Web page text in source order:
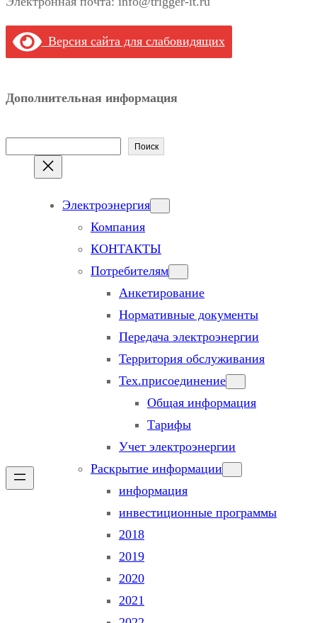
Версия сайта для слабовидящих
Дополнительная информация
Поиск
Электроэнергия
Компания
КОНТАКТЫ
Потребителям
Анкетирование
Нормативные документы
Передача электроэнергии
Территория обслуживания
Тех.присоединение
Общая информация
Тарифы
Учет электроэнергии
Раскрытие информации
информация
инвестиционные программы
2018
2019
2020
2021